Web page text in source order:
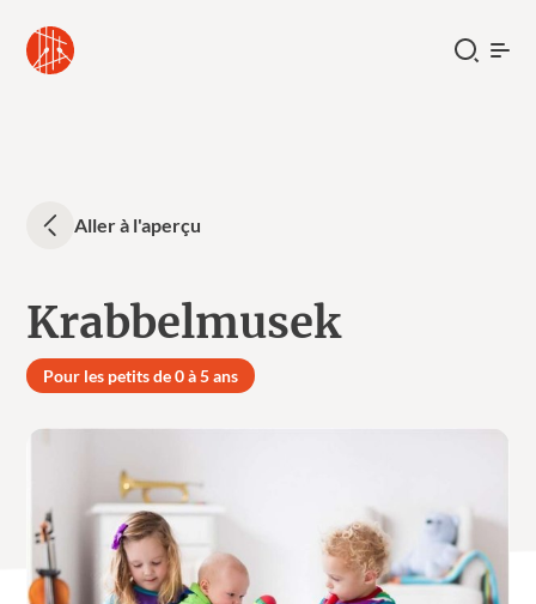
Aller à l'aperçu
Krabbelmusek
Pour les petits de 0 à 5 ans